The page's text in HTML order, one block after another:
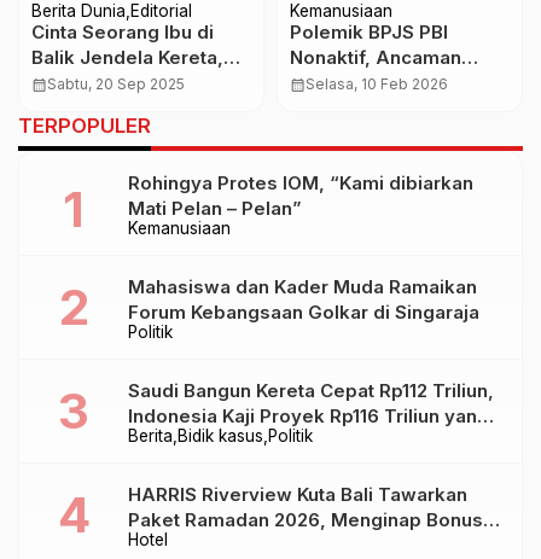
Berita Dunia Editorial
Cinta Seorang Ibu di
Balik Jendela Kereta,
Kisah Menggetarkan
calendar_monthSabtu, 20 Sep 2025
Kemanusiaan
Polemik BPJS PBI
Nonaktif, Ancaman
Nyata bagi Pasien Cuci
calendar_monthSelasa, 10 Feb 2026
TERPOPULER
Kemanusiaan
Rohingya Protes IOM, “Kami dibiarkan
Mati Pelan – Pelan”
Politik
Mahasiswa dan Kader Muda Ramaikan
Forum Kebangsaan Golkar di Singaraja
Berita Bidik kasus Politik
Saudi Bangun Kereta Cepat Rp112 Triliun,
Indonesia Kaji Proyek Rp116 Triliun yang
Baru Sampai Bandung
Hotel
HARRIS Riverview Kuta Bali Tawarkan
Paket Ramadan 2026, Menginap Bonus
Takjil hingga Bukber Mulai Rp88.888